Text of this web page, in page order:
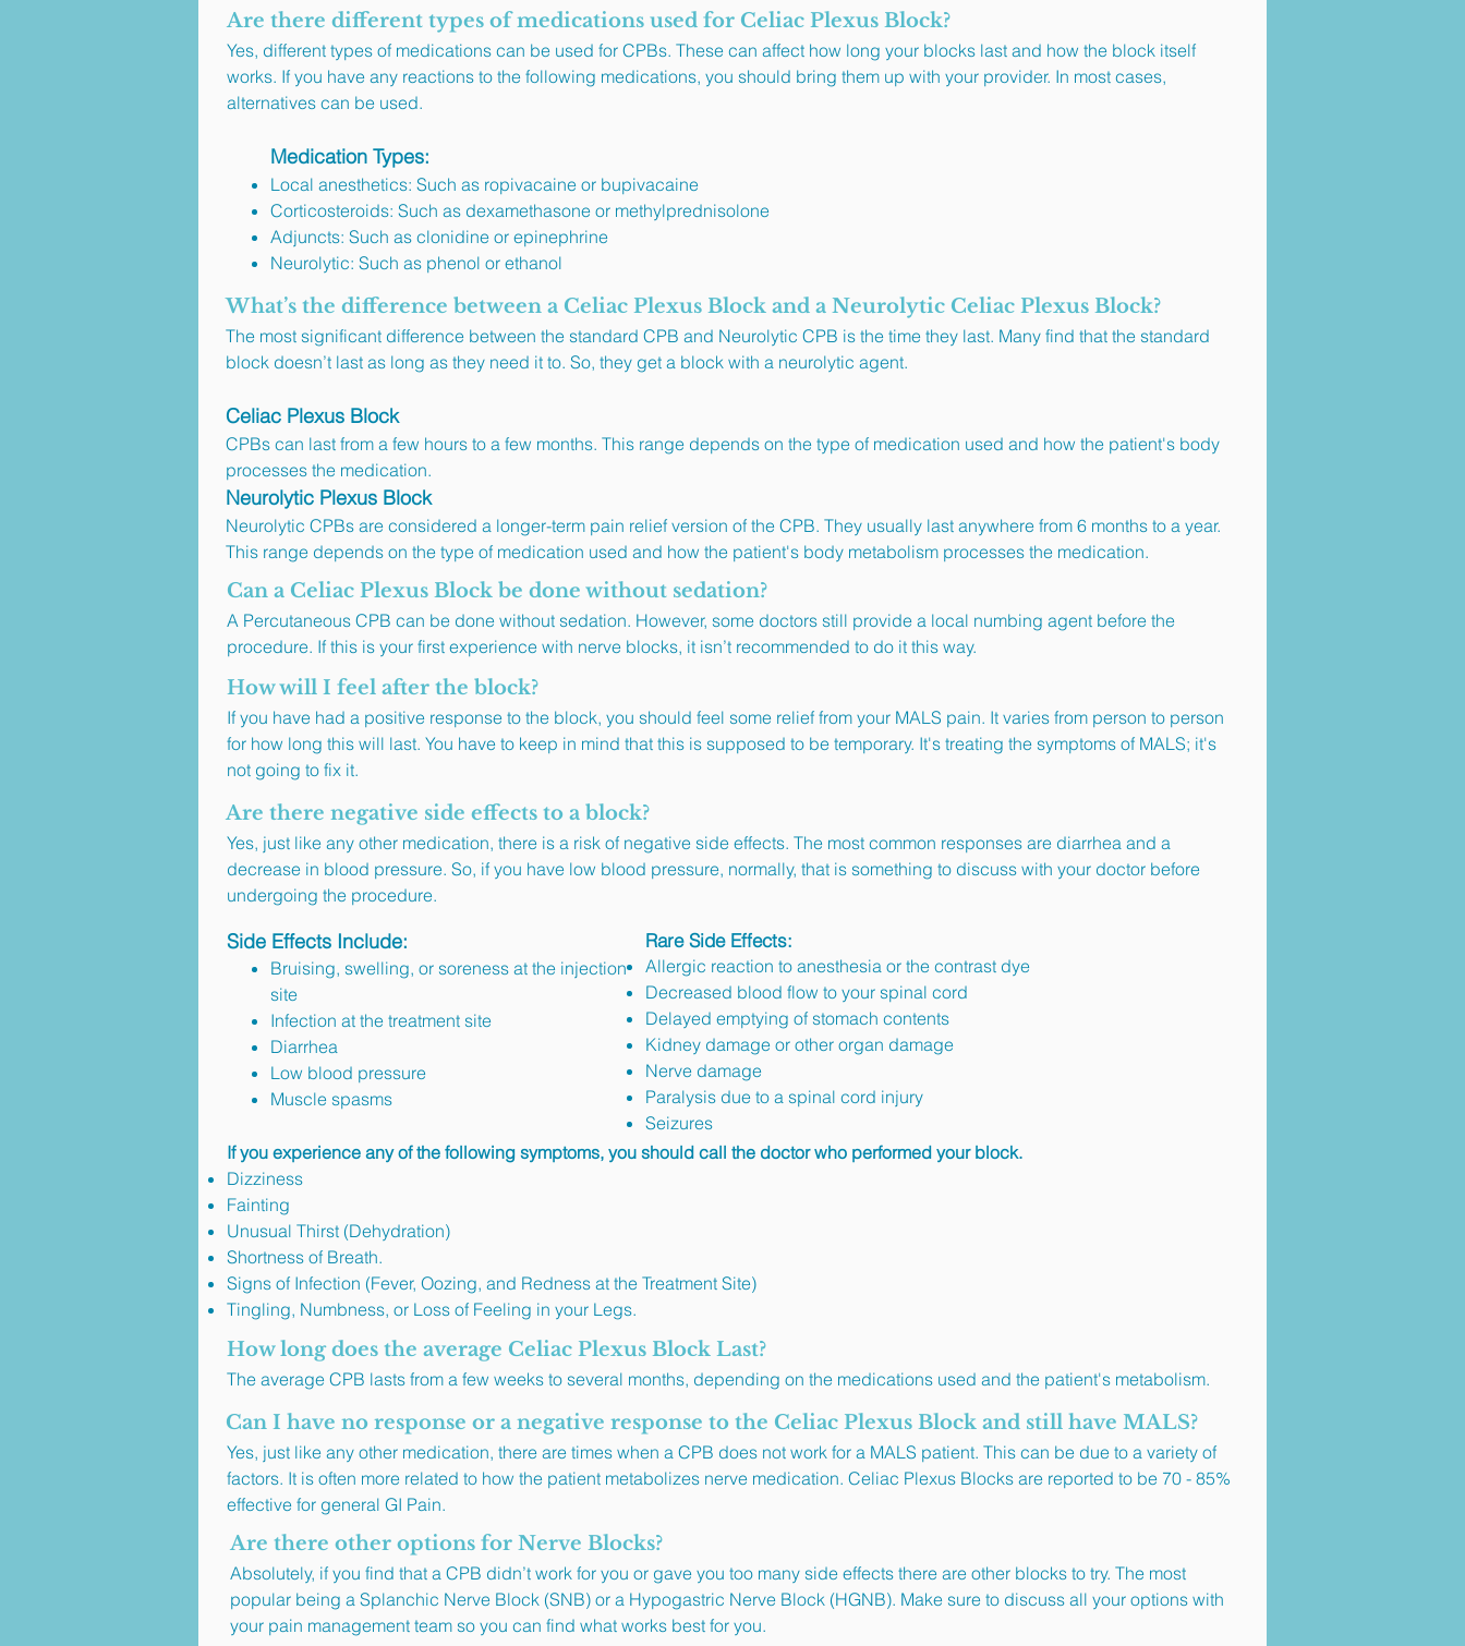
Are there different types of medications used for Celiac Plexus Block?
Yes, different types of medications can be used for CPBs. These can affect how long your blocks last and how the block itself
works. If you have any reactions to the following medications, you should bring them up with your provider. In most cases,
alternatives can be used.​
Medication Types:
Local anesthetics: Such as ropivacaine or bupivacaine
Corticosteroids: Such as dexamethasone or methylprednisolone
Adjuncts: Such as clonidine or epinephrine
Neurolytic: Such as phenol or ethanol
What’s the difference between a Celiac Plexus Block and a Neurolytic Celiac Plexus Block?
The most significant difference between the standard CPB and Neurolytic CPB is the time they last. Many find that the standard
block doesn’t last as long as they need it to. So, they get a block with a neurolytic agent.
Celiac Plexus Block
CPBs can last from a few hours to a few months. This range depends on the type of medication used and how the patient's body
processes the medication.
Neurolytic Plexus Block
Neurolytic CPBs are considered a longer-term pain relief version of the CPB. They usually last anywhere from 6 months to a year.
This range depends on the type of medication used and how the patient's body metabolism processes the medication.
Can a Celiac Plexus Block be done without sedation?
A Percutaneous CPB can be done without sedation. However, some doctors still provide a local numbing agent before the
procedure. If this is your first experience with nerve blocks, it isn’t recommended to do it this way.
How will I feel after the block?
If you have had a positive response to the block, you should feel some relief from your MALS pain. It varies from person to person
for how long this will last. You have to keep in mind that this is supposed to be temporary. It's treating the symptoms of MALS; it's
not going to fix it.
Are there negative side effects to a block?
Yes, just like any other medication, there is a risk of negative side effects. The most common responses are diarrhea and a
decrease in blood pressure. So, if you have low blood pressure, normally, that is something to discuss with your doctor before
undergoing the procedure.
Side Effects Include:
Bruising, swelling, or soreness at the injection
site
Infection at the treatment site
Diarrhea
Low blood pressure
Muscle spasms
Rare Side Effects:
Allergic reaction to anesthesia or the contrast dye
Decreased blood flow to your spinal cord
Delayed emptying of stomach contents
Kidney damage or other organ damage
Nerve damage
Paralysis due to a spinal cord injury
Seizures
If you experience any of the following symptoms, you should call the doctor who performed your block.
Dizziness
Fainting
Unusual Thirst (Dehydration)
Shortness of Breath.
Signs of Infection (Fever, Oozing, and Redness at the Treatment Site)
Tingling, Numbness, or Loss of Feeling in your Legs.
How long does the average Celiac Plexus Block Last?
The average CPB lasts from a few weeks to several months, depending on the medications used and the patient's metabolism.
Can I have no response or a negative response to the Celiac Plexus Block and still have MALS?
Yes, just like any other medication, there are times when a CPB does not work for a MALS patient. This can be due to a variety of
factors. It is often more related to how the patient metabolizes nerve medication. Celiac Plexus Blocks are reported to be 70 - 85%
effective for general GI Pain.
Are there other options for Nerve Blocks?
Absolutely, if you find that a CPB didn’t work for you or gave you too many side effects there are other blocks to try. The most
popular being a Splanchic Nerve Block (SNB) or a Hypogastric Nerve Block (HGNB). Make sure to discuss all your options with
your pain management team so you can find what works best for you.